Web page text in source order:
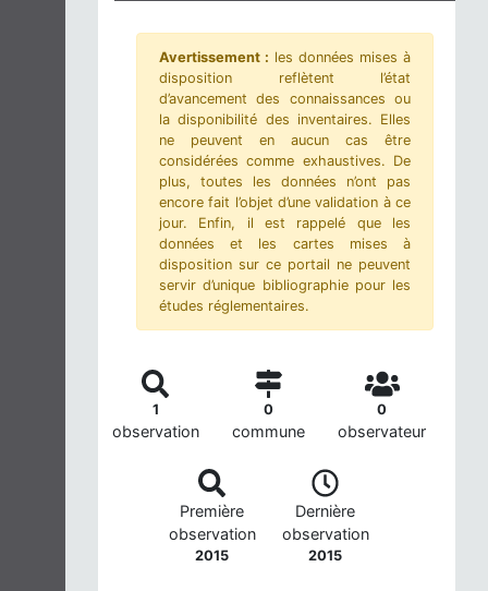
Avertissement : les données mises à
disposition reflètent l’état
d’avancement des connaissances ou
la disponibilité des inventaires. Elles
ne peuvent en aucun cas être
considérées comme exhaustives. De
plus, toutes les données n’ont pas
encore fait l’objet d’une validation à ce
jour. Enfin, il est rappelé que les
données et les cartes mises à
disposition sur ce portail ne peuvent
servir d’unique bibliographie pour les
études réglementaires.
1
observation
0
commune
0
observateur
Première
observation
2015
Dernière
observation
2015